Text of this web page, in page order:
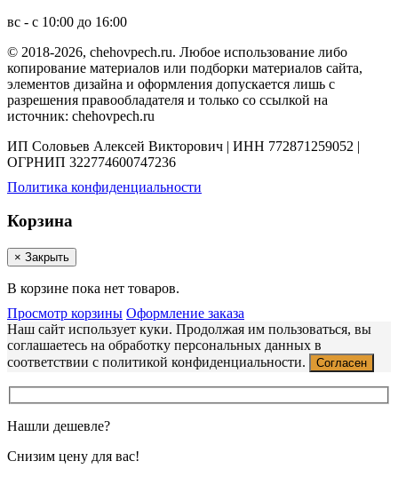
вс - с 10:00 до 16:00
© 2018-2026, chehovpech.ru. Любое использование либо
копирование материалов или подборки материалов сайта,
элементов дизайна и оформления допускается лишь с
разрешения правообладателя и только со ссылкой на
источник: chehovpech.ru
ИП Соловьев Алексей Викторович | ИНН 772871259052 |
ОГРНИП 322774600747236
Политика конфиденциальности
Корзина
× Закрыть
В корзине пока нет товаров.
Просмотр корзины Оформление заказа
Наш сайт использует куки. Продолжая им пользоваться, вы
соглашаетесь на обработку персональных данных в
соответствии с политикой конфиденциальности.
Согласен
Нашли дешевле?
Снизим цену для вас!